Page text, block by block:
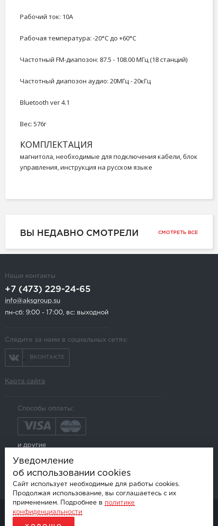
Рабочий ток: 10А
Рабочая температура: -20°C до +60°C
Частотный FM-диапозон: 87.5 - 108.00 МГц (18 станций)
Частотный диапозон аудио: 20МГц - 20кГц
Bluetooth ver 4.1
Вес: 576г
КОМПЛЕКТАЦИЯ
магнитола, необходимые для подключения кабели, блок
управления, инструкция на русском языке
ВЫ НЕДАВНО СМОТРЕЛИ СМОТРЕТЬ ВСЕ
Наши контакты
+7 (473) 229-24-65
info@aksgroup.su
пн-сб: 9:00 - 17:00, вс: выходной
Следите за нами в социальных сетях:
ВКОНТАКТЕ
Карта сайта
Способы оплаты:
и другие
© AKSGROUP, 2026.
ПРОДАЖА И УСТАНОВКА АВТОМОБИЛЬНОЙ ЭЛЕКТРОНИКИ
Уведомление
об использовании cookies
Сайт использует необходимые для работы cookies.
Продолжая использование, вы соглашаетесь с их
применением. Подробнее в политике
конфиденциальности